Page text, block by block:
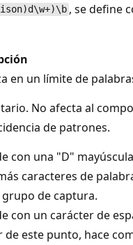
, se define
en un límite de
No afecta al
de patrones.
con una "D"
caracteres de
de captura.
con un carácter de
de este punto, hace